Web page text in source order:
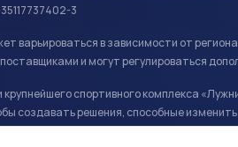
3
в зависимости от
и могут регулироваться
спортивного комплекса
создавать решения, способные изменить